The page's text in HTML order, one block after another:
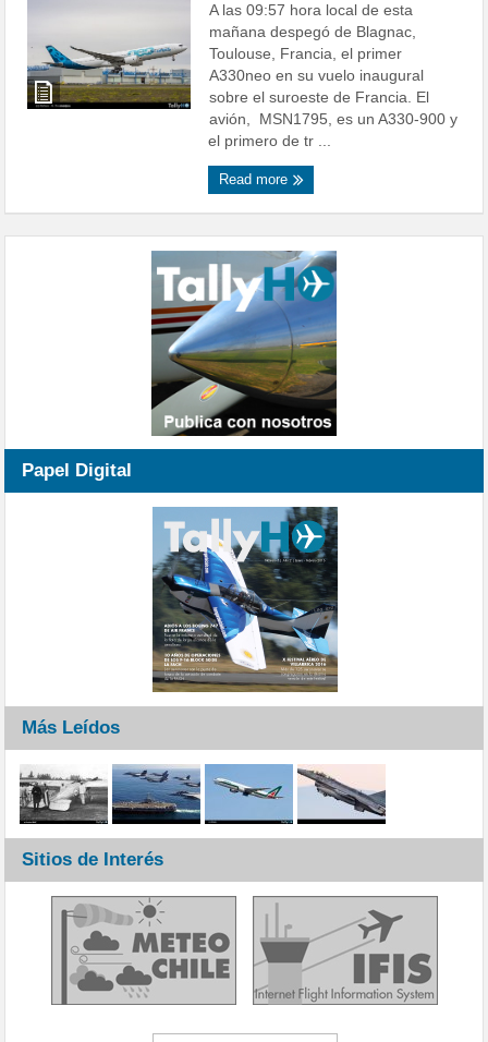
A las 09:57 hora local de esta
mañana despegó de Blagnac,
Toulouse, Francia, el primer
A330neo en su vuelo inaugural
sobre el suroeste de Francia. El
avión, MSN1795, es un A330-900 y
el primero de tr ...
Read more
Papel Digital
Más Leídos
Sitios de Interés